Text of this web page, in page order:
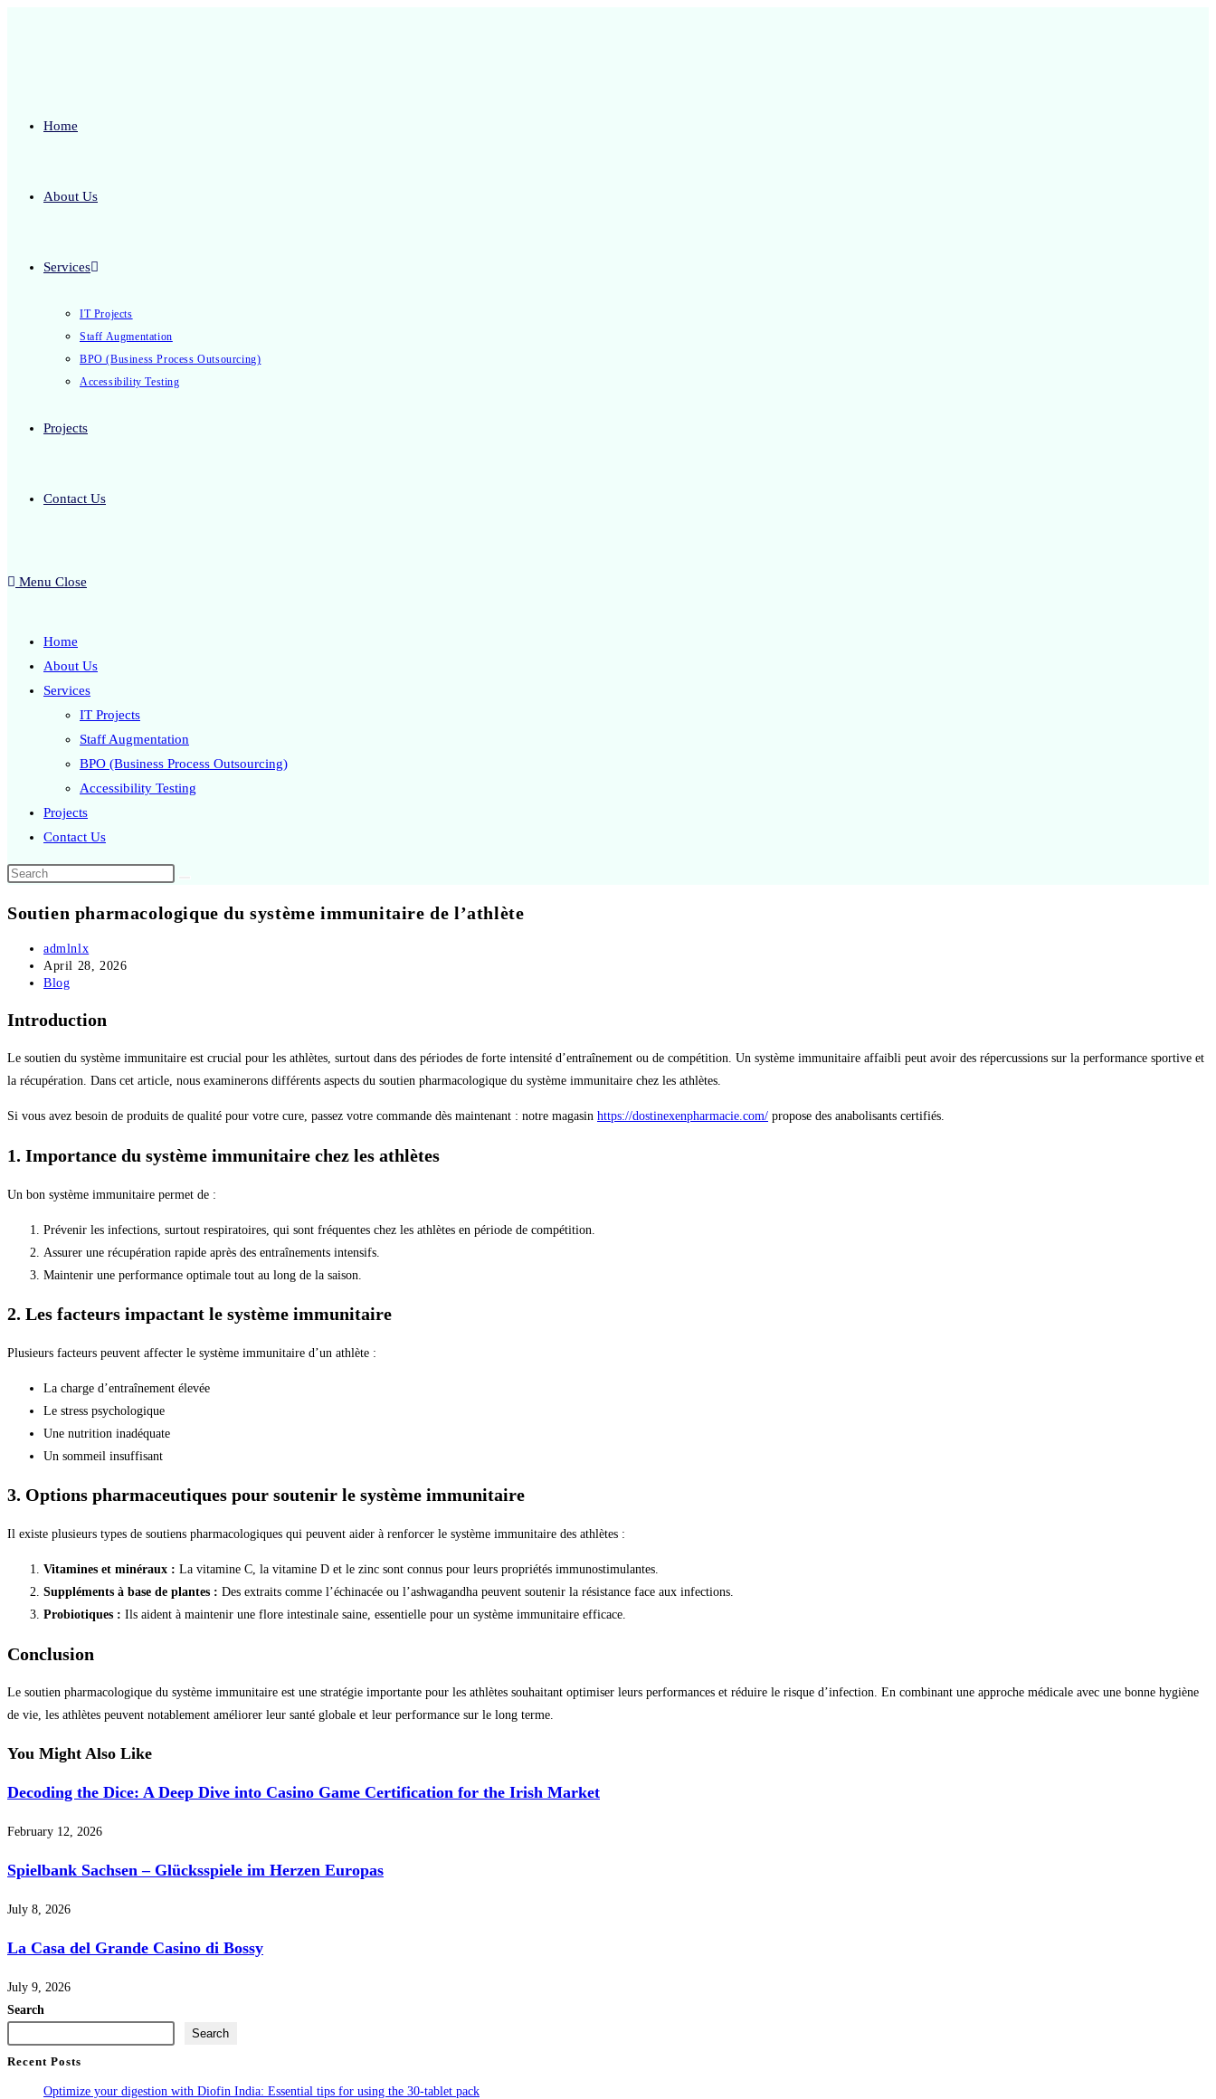
Home
About Us
Services
IT Projects
Staff Augmentation
BPO (Business Process Outsourcing)
Accessibility Testing
Projects
Contact Us
Menu Close
Home
About Us
Services
IT Projects
Staff Augmentation
BPO (Business Process Outsourcing)
Accessibility Testing
Projects
Contact Us
Soutien pharmacologique du système immunitaire de l’athlète
admlnlx
April 28, 2026
Blog
Introduction
Le soutien du système immunitaire est crucial pour les athlètes, surtout dans des périodes de forte intensité d’entraînement ou de compétition. Un système immunitaire affaibli peut avoir des répercussions sur la performance sportive et
la récupération. Dans cet article, nous examinerons différents aspects du soutien pharmacologique du système immunitaire chez les athlètes.
Si vous avez besoin de produits de qualité pour votre cure, passez votre commande dès maintenant : notre magasin https://dostinexenpharmacie.com/ propose des anabolisants certifiés.
1. Importance du système immunitaire chez les athlètes
Un bon système immunitaire permet de :
Prévenir les infections, surtout respiratoires, qui sont fréquentes chez les athlètes en période de compétition.
Assurer une récupération rapide après des entraînements intensifs.
Maintenir une performance optimale tout au long de la saison.
2. Les facteurs impactant le système immunitaire
Plusieurs facteurs peuvent affecter le système immunitaire d’un athlète :
La charge d’entraînement élevée
Le stress psychologique
Une nutrition inadéquate
Un sommeil insuffisant
3. Options pharmaceutiques pour soutenir le système immunitaire
Il existe plusieurs types de soutiens pharmacologiques qui peuvent aider à renforcer le système immunitaire des athlètes :
Vitamines et minéraux : La vitamine C, la vitamine D et le zinc sont connus pour leurs propriétés immunostimulantes.
Suppléments à base de plantes : Des extraits comme l’échinacée ou l’ashwagandha peuvent soutenir la résistance face aux infections.
Probiotiques : Ils aident à maintenir une flore intestinale saine, essentielle pour un système immunitaire efficace.
Conclusion
Le soutien pharmacologique du système immunitaire est une stratégie importante pour les athlètes souhaitant optimiser leurs performances et réduire le risque d’infection. En combinant une approche médicale avec une bonne hygiène
de vie, les athlètes peuvent notablement améliorer leur santé globale et leur performance sur le long terme.
You Might Also Like
Decoding the Dice: A Deep Dive into Casino Game Certification for the Irish Market
February 12, 2026
Spielbank Sachsen – Glücksspiele im Herzen Europas
July 8, 2026
La Casa del Grande Casino di Bossy
July 9, 2026
Search
Search
Recent Posts
Optimize your digestion with Diofin India: Essential tips for using the 30-tablet pack